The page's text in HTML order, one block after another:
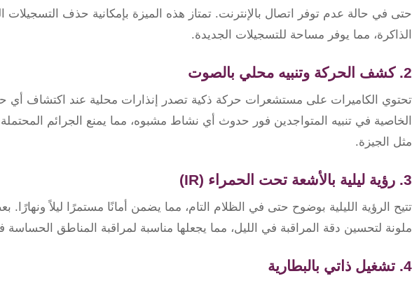
حتى في حالة عدم توفر اتصال بالإنترنت. تمتاز هذه الميزة بإمكانية حذف التسجيلات
الذاكرة، مما يوفر مساحة للتسجيلات الجديدة.
2. كشف الحركة وتنبيه محلي بالصوت
تحتوي الكاميرات على مستشعرات حركة ذكية تصدر إنذارات محلية عند اكتشاف أي
الخاصية في تنبيه المتواجدين فور حدوث أي نشاط مشبوه، مما يمنع الجرائم
مثل الجيزة.
3. رؤية ليلية بالأشعة تحت الحمراء (IR)
تتيح الرؤية الليلية بوضوح حتى في الظلام التام، مما يضمن أمانًا مستمرًا ليلاً ونهارًا.
ملونة لتحسين دقة المراقبة في الليل، مما يجعلها مناسبة لمراقبة المناطق الحساسة
4. تشغيل ذاتي بالبطارية
أنظمة
إنذار
أنظمة
إنذار
الحريق
أكسيس
كنترول